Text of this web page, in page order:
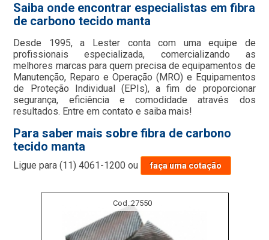
Saiba onde encontrar especialistas em fibra
de carbono tecido manta
Desde 1995, a Lester conta com uma equipe de
profissionais especializada, comercializando as
melhores marcas para quem precisa de equipamentos de
Manutenção, Reparo e Operação (MRO) e Equipamentos
de Proteção Individual (EPIs), a fim de proporcionar
segurança, eficiência e comodidade através dos
resultados. Entre em contato e saiba mais!
Para saber mais sobre fibra de carbono
tecido manta
Ligue para(11) 4061-1200 ou faça uma cotação
Cod.:27550